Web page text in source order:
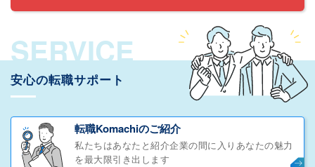
SERVICE
安心の転職サポート
転職Komachiのご紹介
私たちはあなたと紹介企業の間に入りあなたの魅力
を最大限引き出します